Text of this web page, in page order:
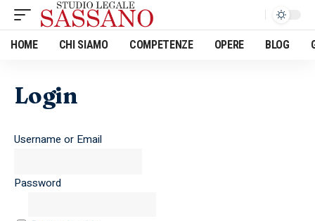
HOME CHI SIAMO COMPETENZE OPERE BLOG
Login
Username or Email
Password